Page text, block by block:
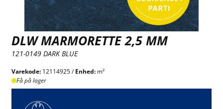
DLW MARMORETTE 2,5 MM
121-0149 DARK BLUE
Varekode: 12114925 /Enhed: m²
Få på lager